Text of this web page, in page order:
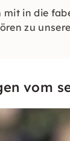
mit in die
zu
vom